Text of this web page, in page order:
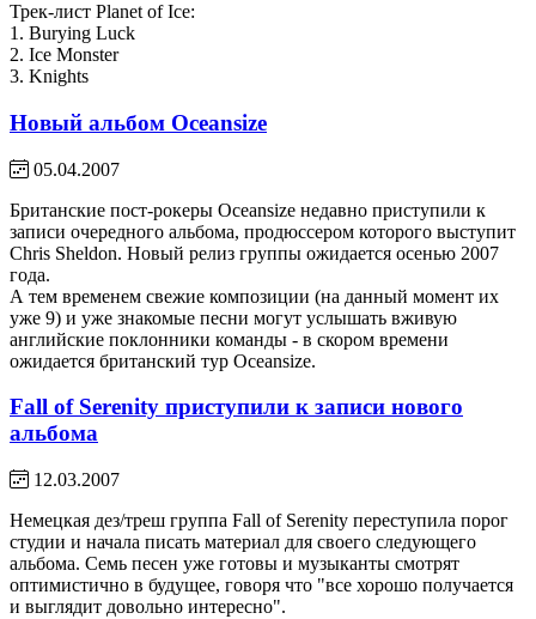
Трек-лист Planet of Ice:
1. Burying Luck
2. Ice Monster
3. Knights
Новый альбом Oceansize
05.04.2007
Британские пост-рокеры Oceansize недавно приступили к
записи очередного альбома, продюссером которого выступит
Chris Sheldon. Новый релиз группы ожидается осенью 2007
года.
А тем временем свежие композиции (на данный момент их
уже 9) и уже знакомые песни могут услышать вживую
английские поклонники команды - в скором времени
ожидается британский тур Oceansize.
Fall of Serenity приступили к записи нового
альбома
12.03.2007
Немецкая дез/треш группа Fall of Serenity переступила порог
студии и начала писать материал для своего следующего
альбома. Семь песен уже готовы и музыканты смотрят
оптимистично в будущее, говоря что "все хорошо получается
и выглядит довольно интересно".